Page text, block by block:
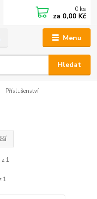
Menu
Hledat
0 ks
za 0,00 Kč
Příslušenství
1
1